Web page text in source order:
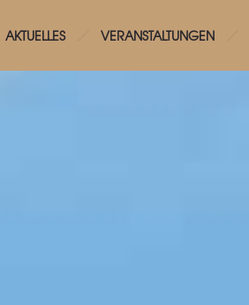
AKTUELLES VERANSTALTUNGEN